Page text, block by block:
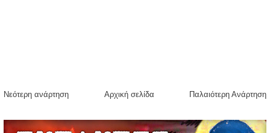
Νεότερη ανάρτηση Παλαιότερη Ανάρτηση
Αρχική σελίδα